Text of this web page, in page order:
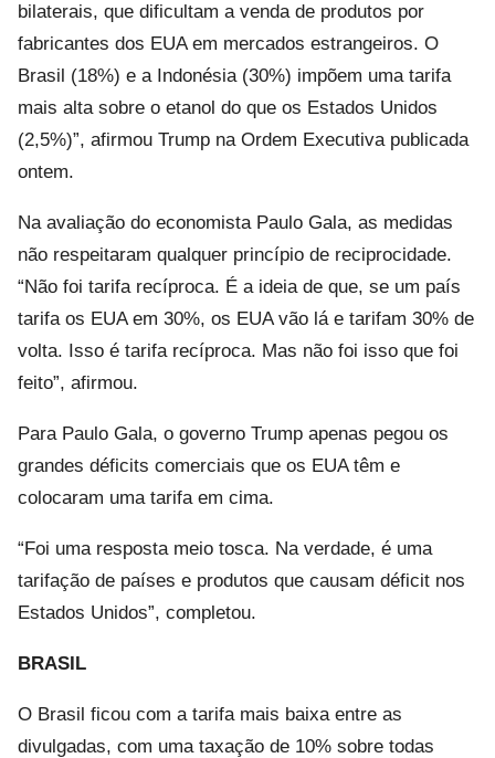
bilaterais, que dificultam a venda de produtos por
fabricantes dos EUA em mercados estrangeiros. O
Brasil (18%) e a Indonésia (30%) impõem uma tarifa
mais alta sobre o etanol do que os Estados Unidos
(2,5%)”, afirmou Trump na Ordem Executiva publicada
ontem.
Na avaliação do economista Paulo Gala, as medidas
não respeitaram qualquer princípio de reciprocidade.
“Não foi tarifa recíproca. É a ideia de que, se um país
tarifa os EUA em 30%, os EUA vão lá e tarifam 30% de
volta. Isso é tarifa recíproca. Mas não foi isso que foi
feito”, afirmou.
Para Paulo Gala, o governo Trump apenas pegou os
grandes déficits comerciais que os EUA têm e
colocaram uma tarifa em cima.
“Foi uma resposta meio tosca. Na verdade, é uma
tarifação de países e produtos que causam déficit nos
Estados Unidos”, completou.
BRASIL
O Brasil ficou com a tarifa mais baixa entre as
divulgadas, com uma taxação de 10% sobre todas